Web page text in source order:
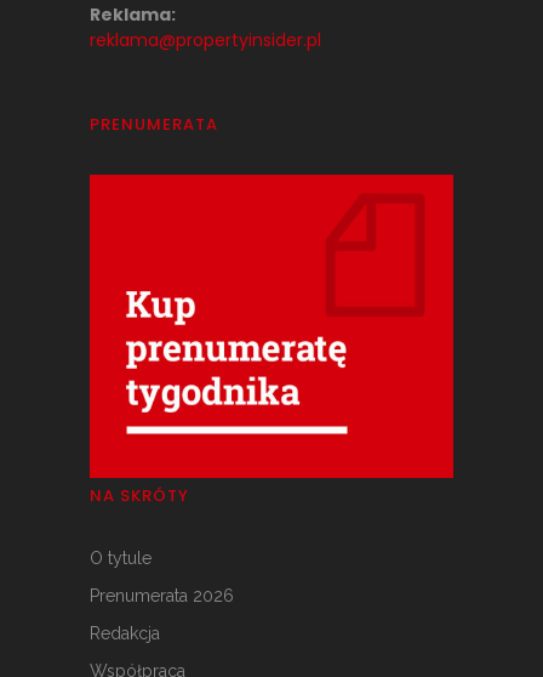
Reklama:
reklama@propertyinsider.pl
PRENUMERATA
NA SKRÓTY
O tytule
Prenumerata 2026
Redakcja
Współpraca